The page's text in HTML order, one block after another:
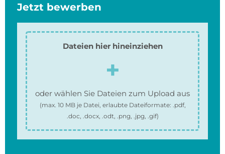
Jetzt bewerben
Dateien hier hineinziehen
oder wählen Sie Dateien zum Upload aus
(max. 10 MBje Datei, erlaubte Dateiformate: .pdf,
.doc, .docx, .odt, .png, .jpg, .gif)